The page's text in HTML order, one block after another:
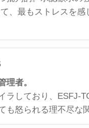
、最もストレスを感
理者。
ラしており、ESFJ-
も怒られる理不尽な